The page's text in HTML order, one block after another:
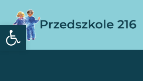
Otwórz pasek